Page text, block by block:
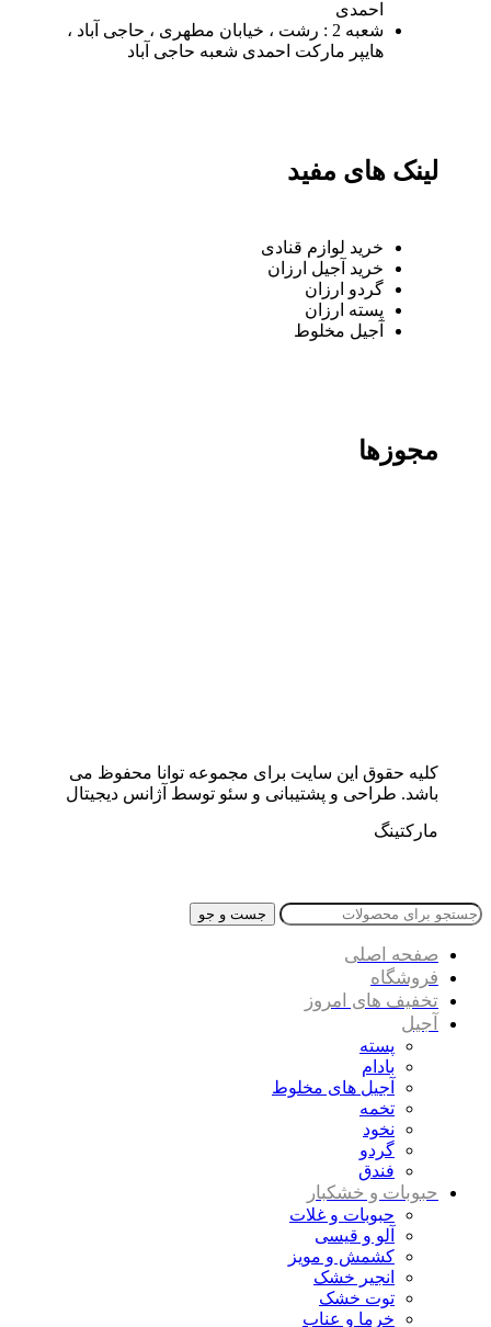
احمدی
شعبه 2 : رشت ، خیابان مطهری ، حاجی آباد ،
هایپر مارکت احمدی شعبه حاجی آباد
لینک های مفید
خرید لوازم قنادی
خرید آجیل ارزان
گردو ارزان
پسته ارزان
آجیل مخلوط
مجوزها
کلیه حقوق این سایت برای مجموعه توانا محفوظ می
باشد. طراحی و پشتیبانی و سئو توسط آژانس دیجیتال
مارکتینگ
جست و جو
صفحه اصلی
فروشگاه
تخفیف های امروز
آجیل
پسته
بادام
آجیل های مخلوط
تخمه
نخود
گردو
فندق
حبوبات و خشکبار
حبوبات و غلات
آلو و قیسی
کشمش و مویز
انجیر خشک
توت خشک
خرما و عناب